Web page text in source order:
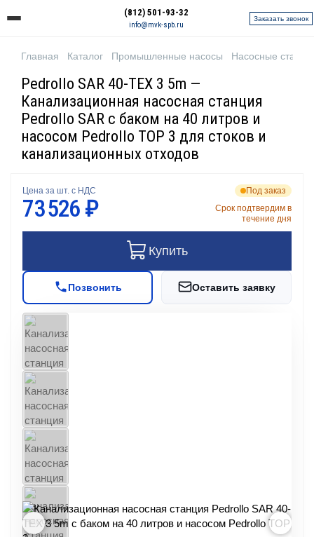
(812) 501-93-32
info@mvk-spb.ru
Заказать звонок
Главная Каталог Промышленные насосы Насосные
Pedrollo SAR 40-TEX 3 5m —
Канализационная насосная станция
Pedrollo SAR с баком на 40 литров и
насосом Pedrollo TOP 3 для стоков и
канализационных отходов
Цена за шт. с НДС
73 526 ₽
Под заказ
Срок подтвердим в
течение дня
Купить
Позвонить Оставить заявку